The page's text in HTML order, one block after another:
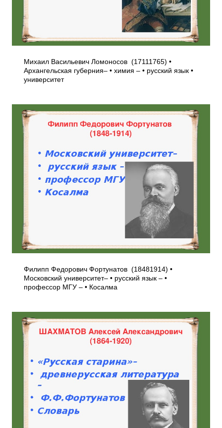
Михаил Васильевич Ломоносов (1711­1765) •
Архангельская губерния– • химия – • русский язык •
университет
Филипп Федорович Фортунатов (1848­1914) •
Московский университет– • русский язык – •
профессор МГУ – • Косалма